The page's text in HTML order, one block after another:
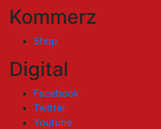
Kommerz
Shop
Digital
Facebook
Twitter
Youtube